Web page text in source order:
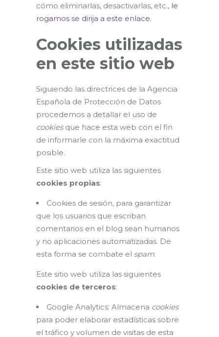
cómo eliminarlas, desactivarlas, etc., le
rogamos se dirija a este enlace.
Cookies utilizadas
en este sitio web
Siguiendo las directrices de la Agencia
Española de Protección de Datos
procedemos a detallar el uso de
cookiesque hace esta web con el fin
de informarle con la máxima exactitud
posible.
Este sitio web utiliza las siguientes
cookies propias:
Cookies de sesión, para garantizar
que los usuarios que escriban
comentarios en el blog sean humanos
y no aplicaciones automatizadas. De
esta forma se combate el spam.
Este sitio web utiliza las siguientes
cookies de terceros:
Google Analytics: Almacena cookies
para poder elaborar estadísticas sobre
el tráfico y volumen de visitas de esta